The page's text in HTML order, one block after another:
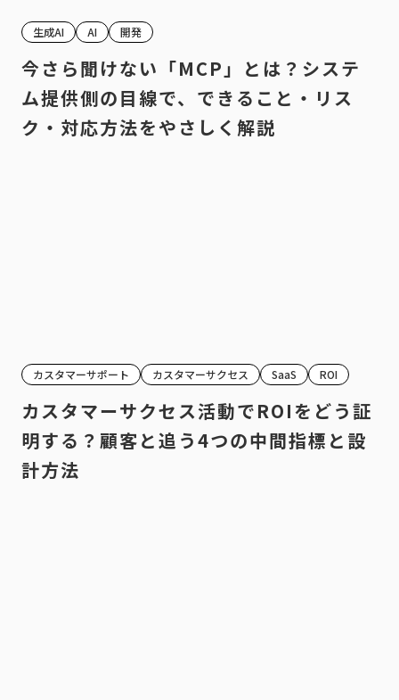
生成AI AI 開発
今さら聞けない「MCP」とは？システ
ム提供側の目線で、できること・リス
ク・対応方法をやさしく解説
カスタマーサポート カスタマーサクセス SaaS ROI
カスタマーサクセス活動でROIをどう証
明する？顧客と追う4つの中間指標と設
計方法